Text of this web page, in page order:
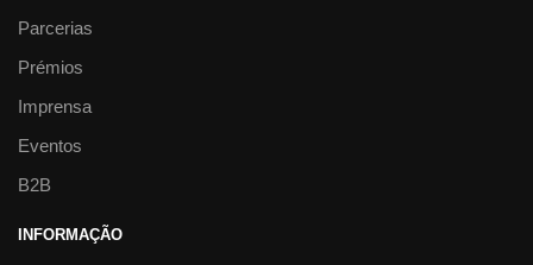
Parcerias
Prémios
Imprensa
Eventos
B2B
INFORMAÇÃO